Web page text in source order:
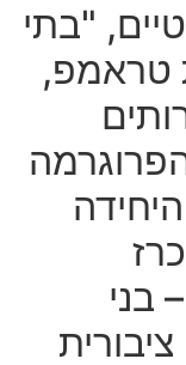
, "בתי
טראמפ,
– בני